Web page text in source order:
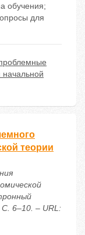
обучения;
для
начальной
теории
6–10. – URL: